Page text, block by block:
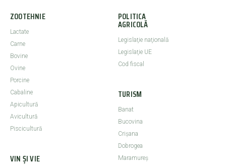
ZOOTEHNIE
Lactate
Carne
Bovine
Ovine
Porcine
Cabaline
Apicultură
Avicultură
Piscicultură
VIN ȘI VIE
POLITICA
AGRICOLĂ
Legislaţie naţională
Legislaţie UE
Cod fiscal
TURISM
Banat
Bucovina
Crişana
Dobrogea
Maramureş